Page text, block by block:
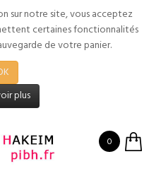
sur notre site, vous acceptez
certaines fonctionnalités
de votre panier.
plus
0